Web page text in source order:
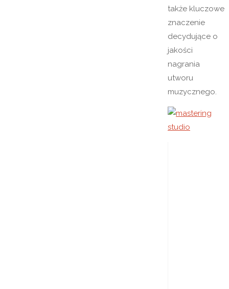
także kluczowe
znaczenie
decydujące o
jakości
nagrania
utworu
muzycznego.